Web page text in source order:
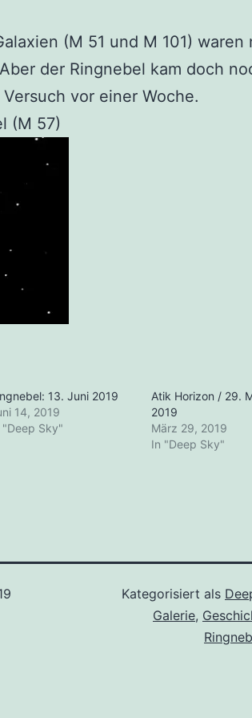
(M 51 und M 101) waren
der Ringnebel kam doch
vor einer Woche.
(M 57)
13. Juni 2019
14, 2019
"Deep Sky"
Atik Horizon / 29.
2019
März 29, 2019
In "Deep Sky"
Kategorisiert als
Galerie,